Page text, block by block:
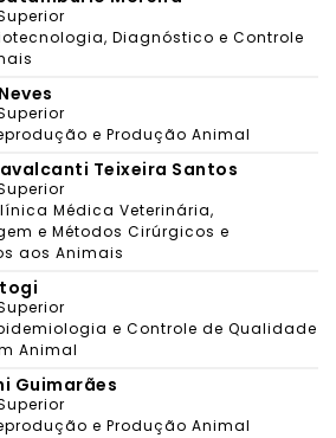
Diagnóstico e Controle
e Produção Animal
Teixeira Santos
Médica Veterinária,
e Métodos Cirúrgicos e
aos Animais
e Controle de Qualidade
Animal
Guimarães
e Produção Animal